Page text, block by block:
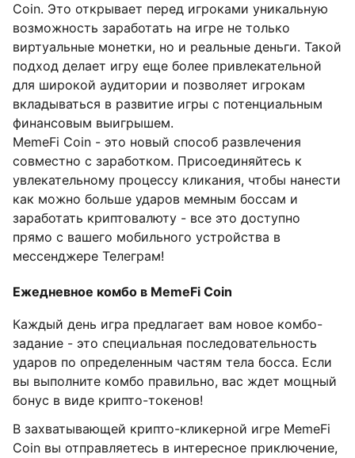
Coin. Это открывает перед игроками уникальную
возможность заработать на игре не только
виртуальные монетки, но и реальные деньги. Такой
подход делает игру еще более привлекательной
для широкой аудитории и позволяет игрокам
вкладываться в развитие игры с потенциальным
финансовым выигрышем.
MemeFi Coin - это новый способ развлечения
совместно с заработком. Присоединяйтесь к
увлекательному процессу кликания, чтобы нанести
как можно больше ударов мемным боссам и
заработать криптовалюту - все это доступно
прямо с вашего мобильного устройства в
мессенджере Телеграм!
Ежедневное комбо в MemeFi Coin
Каждый день игра предлагает вам новое комбо-
задание - это специальная последовательность
ударов по определенным частям тела босса. Если
вы выполните комбо правильно, вас ждет мощный
бонус в виде крипто-токенов!
В захватывающей крипто-кликерной игре MemeFi
Coin вы отправляетесь в интересное приключение,